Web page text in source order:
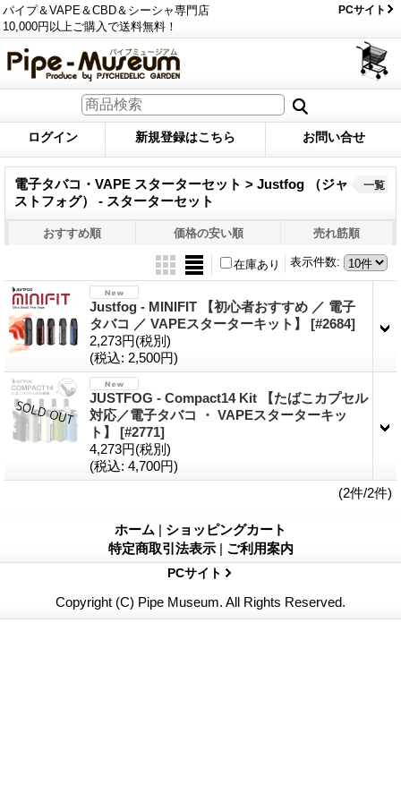
パイプ＆VAPE＆CBD＆シーシャ専門店
10,000円以上ご購入で送料無料！
PCサイト
ログイン 新規登録はこちら お問い合せ
電子タバコ・VAPE スターターセット > Justfog （ジャ
ストフォグ） - スターターセット
一覧
おすすめ順 価格の安い順 売れ筋順
表示件数:
在庫あり
Justfog - MINIFIT 【初心者おすすめ ／ 電子
タバコ ／ VAPEスターターキット】 [#2684]
2,273円(税別)
(税込: 2,500円)
JUSTFOG - Compact14 Kit 【たばこカプセル
対応／電子タバコ ・ VAPEスターターキッ
ト】 [#2771]
4,273円(税別)
(税込: 4,700円)
(2件/2件)
ホーム | ショッピングカート
特定商取引法表示 | ご利用案内
PCサイト
Copyright (C) Pipe Museum. All Rights Reserved.